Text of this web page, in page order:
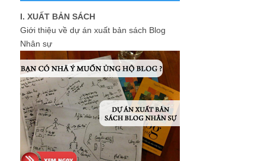
I. XUẤT BẢN SÁCH
Giới thiệu về dự án xuất bản sách Blog
Nhân sự